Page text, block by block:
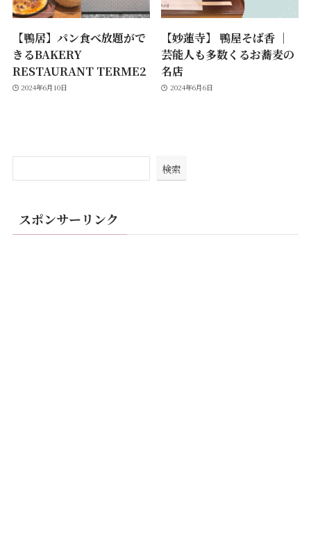
【鴨居】パン食べ放題がで
きるBAKERY
RESTAURANT TERME2
2024年6月10日
【妙蓮寺】 鴨屋そば香 ｜
芸能人も多数くるお蕎麦の
名店
2024年6月6日
検索
スポンサーリンク